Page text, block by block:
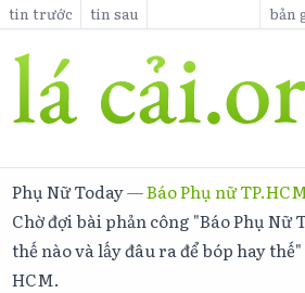
tin trước tin sau bản
Phụ Nữ Today—Báo Phụ nữ
Chờ đợi bài phản công "Báo Phụ Nữ
thế nào và lấy đâu ra để bóp hay
HCM.